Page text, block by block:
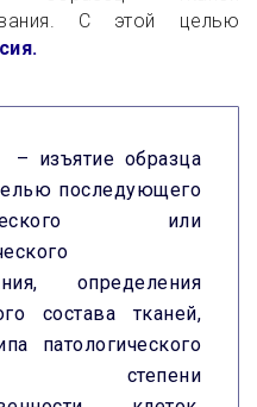
С этой целью
изъятие образца
последующего
или
определения
состава тканей,
патологического
степени